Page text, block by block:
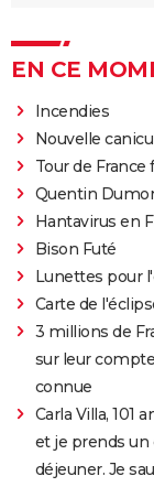
EN CE
Incendies
Nouvelle
Tour de
Quentin
Hantavirus en
Bison Futé
Lunettes pour
Carte de
3 millions de
sur leur
connue
Carla Villa, 101
et je prends un
déjeuner. Je